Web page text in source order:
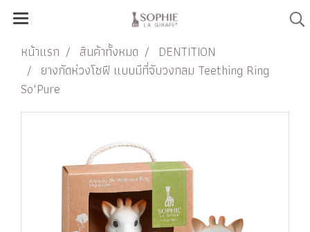
หน้าแรก สินค้าทั้งหมด
DENTITION
ยางกัดห่วงโซฟี แบบมีที่จับวงกลม Teething Ring
So'Pure